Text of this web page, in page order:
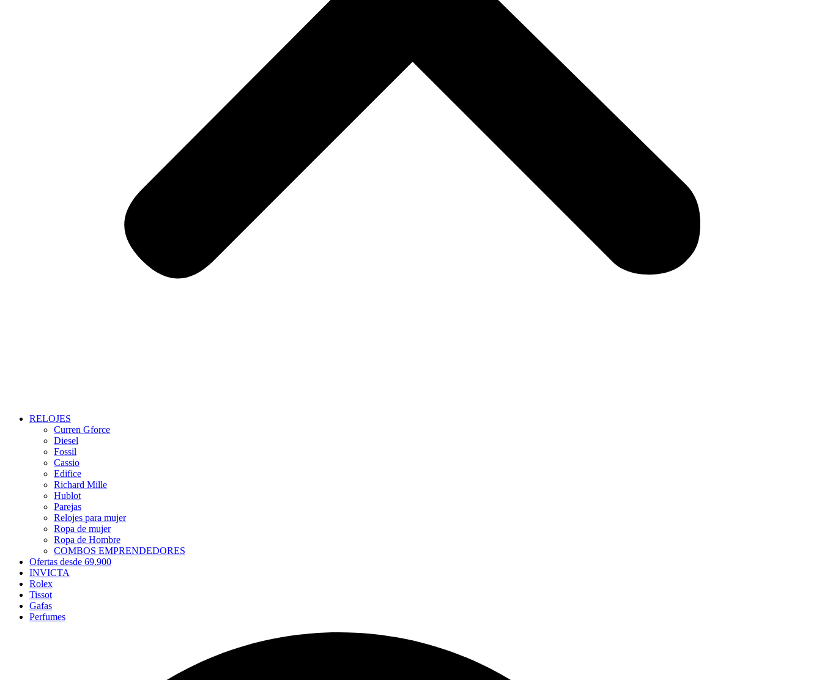
RELOJES
Curren Gforce
Diesel
Fossil
Cassio
Edifice
Richard Mille
Hublot
Parejas
Relojes para mujer
Ropa de mujer
Ropa de Hombre
COMBOS EMPRENDEDORES
Ofertas desde 69.900
INVICTA
Rolex
Tissot
Gafas
Perfumes